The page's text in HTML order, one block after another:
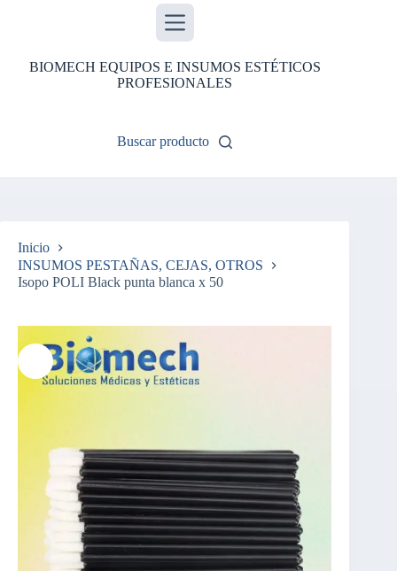
BIOMECH EQUIPOS E INSUMOS ESTÉTICOS
PROFESIONALES
Buscar producto
Inicio
INSUMOS PESTAÑAS, CEJAS, OTROS
Isopo POLI Black punta blanca x 50